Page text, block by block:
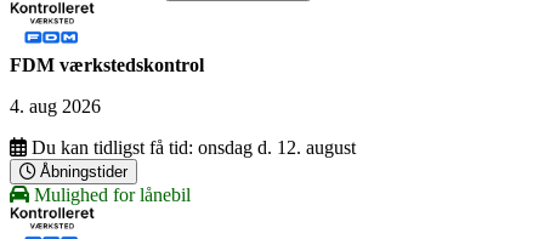
FDM værkstedskontrol
4. aug 2026
Du kan tidligst få tid: onsdag d. 12. august
Åbningstider
Mulighed for lånebil